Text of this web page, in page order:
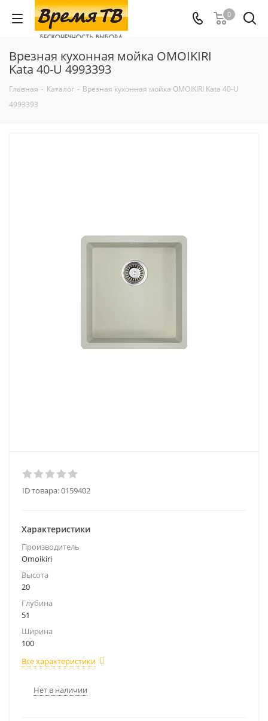
0
Врезная кухонная мойка OMOIKIRI
Kata 40-U 4993393
Главная - Каталог - Врезная кухонная мойка OMOIKIRI Kata 40-U
4993393
ID товара:0159402
Характеристики
Производитель
Omoikiri
Высота
20
Глубина
51
Ширина
100
Все характеристики
Нет в наличии